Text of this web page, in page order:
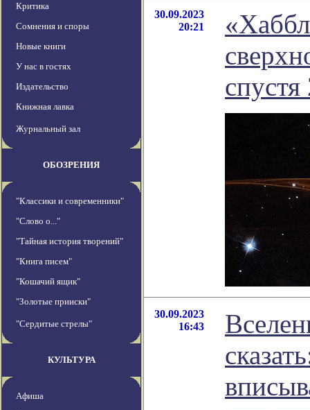
Критика
Сомнения и споры
Новые книги
У нас в гостях
Издательство
Книжная лавка
Журнальный зал
ОБОЗРЕНИЯ
"Классики и современники"
"Слово о..."
"Тайная история творений"
"Книга писем"
"Кошачий ящик"
"Золотые прииски"
"Сердитые стрелы"
КУЛЬТУРА
Афиша
30.09.2023
20:21
30.09.2023
16:43